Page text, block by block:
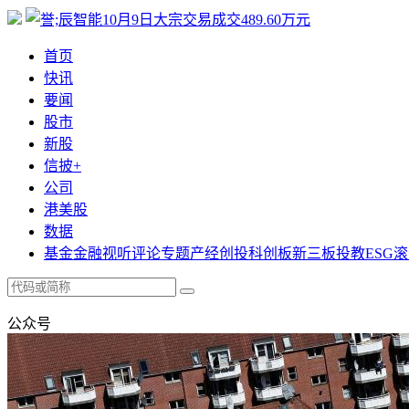
首页
快讯
要闻
股市
新股
信披+
公司
港美股
数据
基金金融视听评论专题产经创投科创板新三板投教ESG
公众号